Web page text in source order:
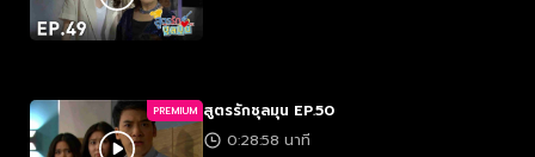
PREMIUM สูตรรักชุลมุน EP.50
0:28:58 นาที